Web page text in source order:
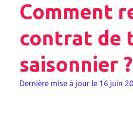
Comment
contrat de
saisonnier ?
Dernière mise à jour le 16 juin